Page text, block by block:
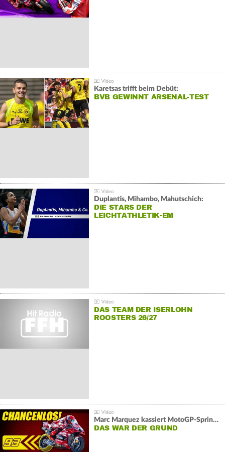
Karetsas trifft beim Debüt:
BVB GEWINNT ARSENAL-TEST
Duplantis, Mihambo, Mahutschich:
DIE STARS DER
LEICHTATHLETIK-EM
DAS TEAM DER ISERLOHN
ROOSTERS 26/27
Marc Marquez kassiert MotoGP-Sprint-Schlappe:
DAS WAR DER GRUND